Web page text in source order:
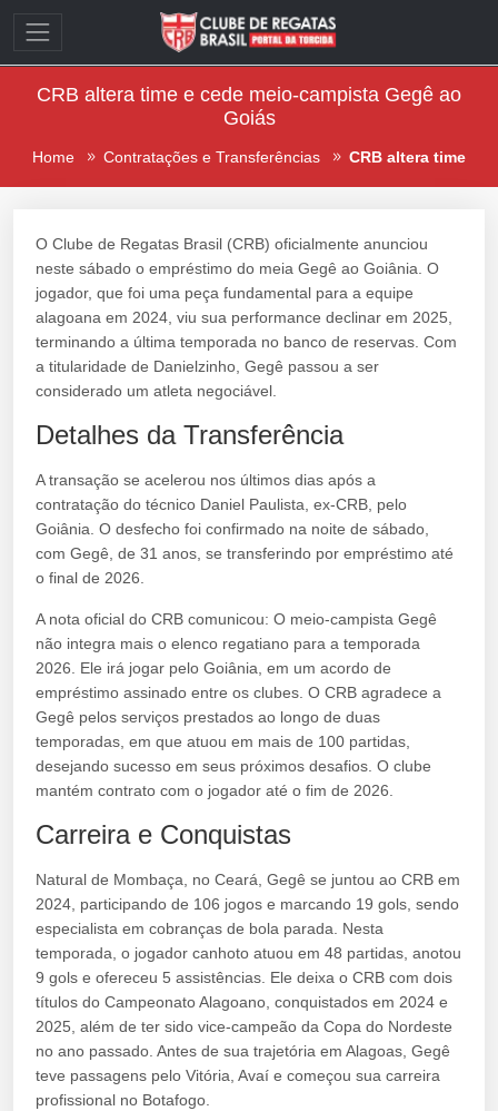
CRB altera time e cede meio-campista Gegê ao
Goiás
Home Contratações e Transferências CRB altera time
O Clube de Regatas Brasil (CRB) oficialmente anunciou
neste sábado o empréstimo do meia Gegê ao Goiânia. O
jogador, que foi uma peça fundamental para a equipe
alagoana em 2024, viu sua performance declinar em 2025,
terminando a última temporada no banco de reservas. Com
a titularidade de Danielzinho, Gegê passou a ser
considerado um atleta negociável.
Detalhes da Transferência
A transação se acelerou nos últimos dias após a
contratação do técnico Daniel Paulista, ex-CRB, pelo
Goiânia. O desfecho foi confirmado na noite de sábado,
com Gegê, de 31 anos, se transferindo por empréstimo até
o final de 2026.
A nota oficial do CRB comunicou: O meio-campista Gegê
não integra mais o elenco regatiano para a temporada
2026. Ele irá jogar pelo Goiânia, em um acordo de
empréstimo assinado entre os clubes. O CRB agradece a
Gegê pelos serviços prestados ao longo de duas
temporadas, em que atuou em mais de 100 partidas,
desejando sucesso em seus próximos desafios. O clube
mantém contrato com o jogador até o fim de 2026.
Carreira e Conquistas
Natural de Mombaça, no Ceará, Gegê se juntou ao CRB em
2024, participando de 106 jogos e marcando 19 gols, sendo
especialista em cobranças de bola parada. Nesta
temporada, o jogador canhoto atuou em 48 partidas, anotou
9 gols e ofereceu 5 assistências. Ele deixa o CRB com dois
títulos do Campeonato Alagoano, conquistados em 2024 e
2025, além de ter sido vice-campeão da Copa do Nordeste
no ano passado. Antes de sua trajetória em Alagoas, Gegê
teve passagens pelo Vitória, Avaí e começou sua carreira
profissional no Botafogo.